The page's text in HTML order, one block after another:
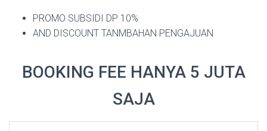
PROMO SUBSIDI DP 10%
AND DISCOUNT TANMBAHAN PENGAJUAN
BOOKING FEE HANYA 5 JUTA
SAJA